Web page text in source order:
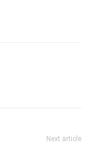
Next article